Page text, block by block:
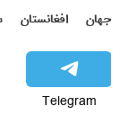
جهان افغانستان
Telegram